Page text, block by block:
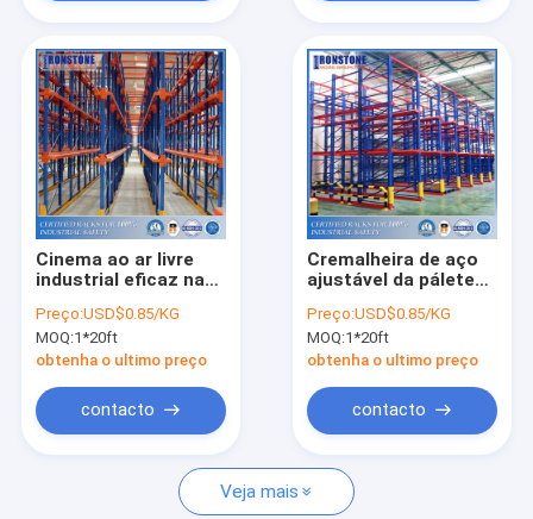
Produtos
Vídeos
Sobre nós
Visita à Fábrica
Solicite um orçamento
Sistema seletivo do tormento da pálete
Racking da pálete da lágrima
Cinema ao ar livre
industrial eficaz na
40"” cremalheira da
pálete *48 para
produtos
Preço:USD$0.85/KG
MOQ:1*20ft
obtenha o ultimo preço
contacto
Cremalheira de aço
ajustável da pálete
do OEM para o
armazenamento frio
do armazém
Preço:USD$0.85/KG
MOQ:1*20ft
obtenha o ultimo preço
contacto
Veja mais